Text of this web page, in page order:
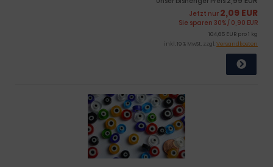
Jetzt nur 2,09 EUR
Sie sparen 30% / 0,90 EUR
104,65 EUR pro 1 kg
inkl. 19 % MwSt. zzgl.Versandkosten